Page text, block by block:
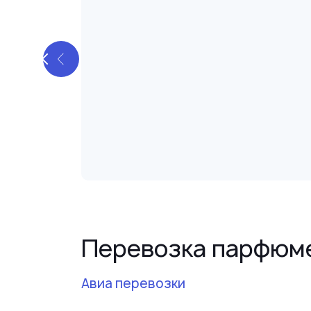
Перевозка
Авиа перевозки